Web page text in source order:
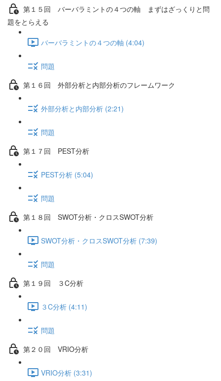
第１５回 バーバラミントの４つの軸 まずはざっくりと問
題をとらえる
バーバラミントの４つの軸 (4:04)
問題
第１６回 外部分析と内部分析のフレームワーク
外部分析と内部分析 (2:21)
問題
第１７回 PEST分析
PEST分析 (5:04)
問題
第１８回 SWOT分析・クロスSWOT分析
SWOT分析・クロスSWOT分析 (7:39)
問題
第１９回 ３C分析
３C分析 (4:11)
問題
第２０回 VRIO分析
VRIO分析 (3:31)